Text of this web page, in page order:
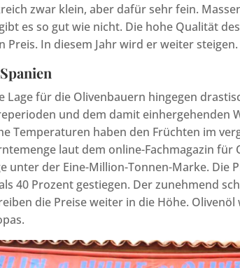
zwar klein, aber dafür sehr fein.
es so gut wie nicht. Die hohe Qualität
Preis. In diesem Jahr wird er weiter steigen.
Lage für die Olivenbauern hingegen
und dem damit einhergehenden
Temperaturen haben den Früchten im
laut dem online-Fachmagazin für
unter der Eine-Million-Tonnen-Marke. Die
40 Prozent gestiegen. Der zunehmend
die Preise weiter in die Höhe.